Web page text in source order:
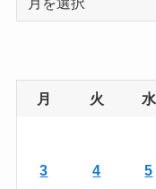
事
月 火 水
3 4 5